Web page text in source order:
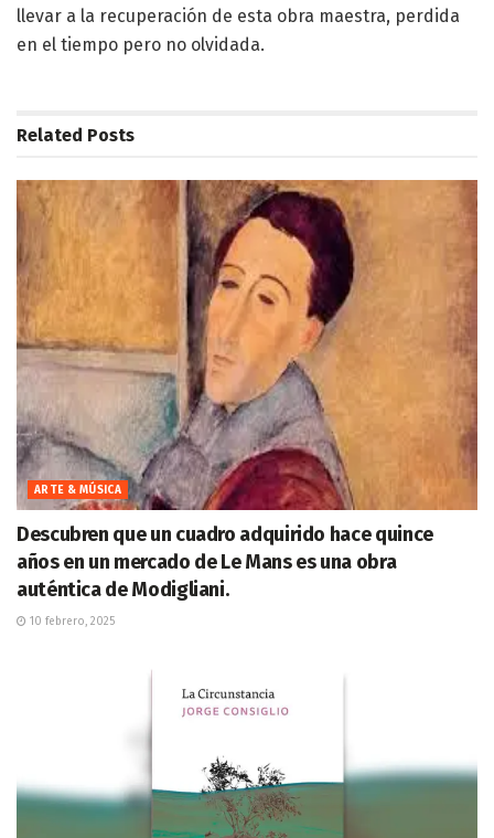
llevar a la recuperación de esta obra maestra, perdida
en el tiempo pero no olvidada.
Related Posts
ARTE & MÚSICA
Descubren que un cuadro adquirido hace quince
años en un mercado de Le Mans es una obra
auténtica de Modigliani.
10 febrero, 2025